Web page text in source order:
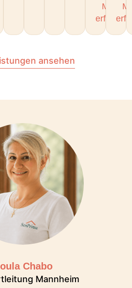
Mehr
erfahren
ansehen
Chabo
Mannheim